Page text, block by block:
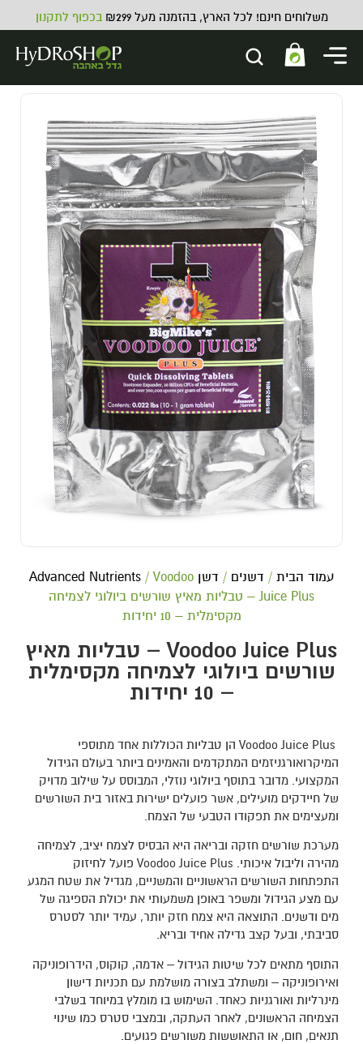
משלוחים חינם! לכל הארץ, בהזמנה מעל ₪299 בכפוף לתקנון
עמוד הבית / דשנים / דשן Advanced Nutrients / Voodoo
Juice Plus – טבליות מאיץ שורשים ביולוגי לצמיחה
מקסימלית – 10 יחידות
Voodoo Juice Plus – טבליות מאיץ
שורשים ביולוגי לצמיחה מקסימלית
– 10 יחידות
Voodoo Juice Plus הן טבליות הכוללות אחד מתוספי
המיקרואורגניזמים המתקדמים והאמינים ביותר בעולם הגידול
המקצועי. מדובר בתוסף ביולוגי נוזלי, המבוסס על שילוב מדויק
של חיידקים מועילים, אשר פועלים ישירות באזור בית השורשים
ומעצימים את תפקודו הטבעי של הצמח.
מערכת שורשים חזקה ובריאה היא הבסיס לצמח יציב, לצמיחה
מהירה וליבול איכותי. Voodoo Juice Plus פועל לחיזוק
התפתחות השורשים הראשוניים והמשניים, מגדיל את שטח המגע
עם מצע הגידול ומשפר באופן משמעותי את יכולת הספיגה של
מים ודשנים. התוצאה היא צמח חזק יותר, עמיד יותר לסטרס
סביבתי, ובעל קצב גדילה אחיד ובריא.
התוסף מתאים לכל שיטות הגידול – אדמה, קוקוס, הידרופוניקה
ואירופוניקה – ומשתלב בצורה מושלמת עם תכניות דישון
מינרליות ואורגניות כאחד. השימוש בו מומלץ במיוחד בשלבי
הצמיחה הראשונים, לאחר העתקה, ובמצבי סטרס כמו שינוי
תנאים, חום, או התאוששות משורשים פגועים.
צינור גינה ירוק מקצועי
₪49.00
+
ADD